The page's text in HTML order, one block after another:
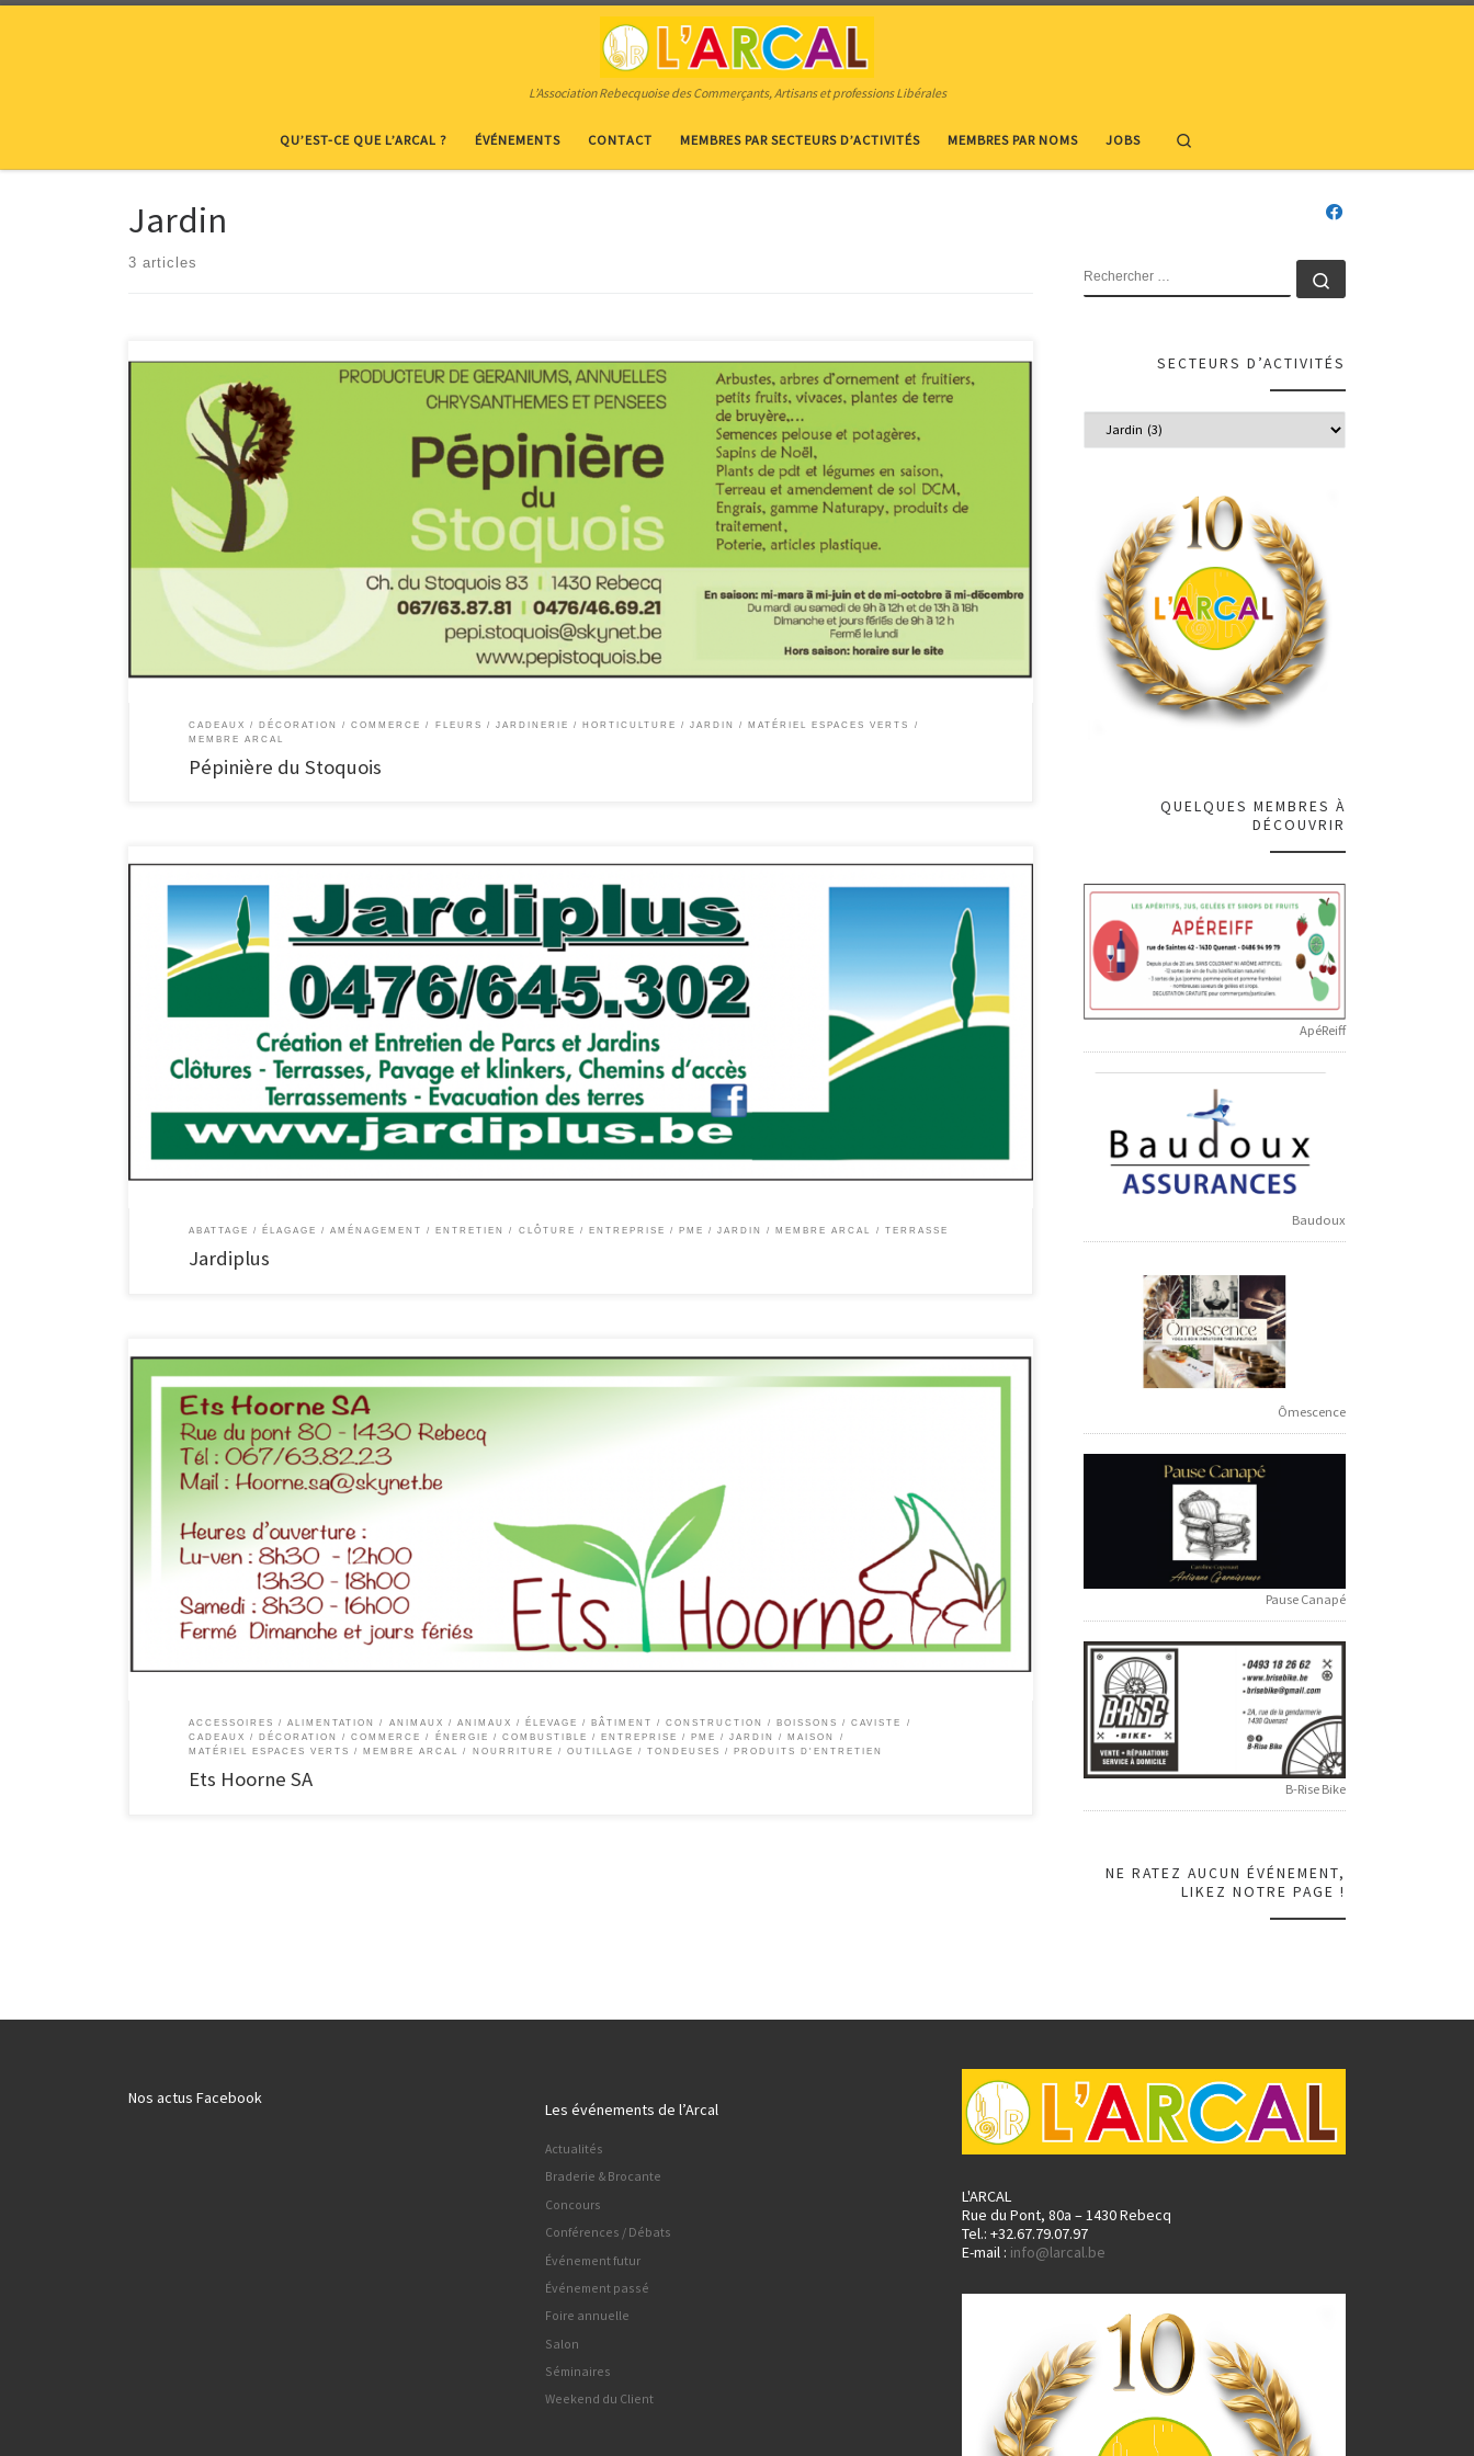
L’Association Rebecquoise des Commerçants, Artisans et professions Libérales
QU’EST-CE QUE L’ARCAL ? ÉVÉNEMENTS CONTACT MEMBRES PAR SECTEURS D’ACTIVITÉS MEMBRES PAR NOMS JOBS
Jardin
3 articles
Pépinière du Stoquois Producteur de géraniums, annuelles, chrysanthèmes et pensées jardinerie Services Production Pépinière Jardinage Potager
Déco de jardin En fonction des saisons et des produits nous proposons les éléments suivants : Confection de jardinières A chaque saison, sa
décoration florale extérieure. Confection de vasques Des compositions automnales sont disponibles […]
CADEAUX / DÉCORATION COMMERCE FLEURS / JARDINERIE HORTICULTURE JARDIN
MATÉRIEL ESPACES VERTS
MEMBRE ARCAL
Pépinière du Stoquois
Jardiplus Aménagement de jardins – terrasses Services Création et Entretien de Parcs et Jardins Clôtures Terrasses Pavage et klinkers Chemins
d’accès Terrassements Évacuation des terres Contrat d’entretien pour entreprise. Chem. du Ry, 13 1430 REBECQ GSM. : +32.476.64.53.02
https://www.jardiplus.be Jardiplus | Facebook
ABATTAGE / ÉLAGAGE AMÉNAGEMENT / ENTRETIEN CLÔTURE ENTREPRISE / PME JARDIN MEMBRE ARCAL TERRASSE
Jardiplus
Ets Hoorne SA Tout pour le jardin et les animaux ! Dans notre magasin, vous trouverez un large éventail de produits allant d’articles pour animaux aux
produits phytosanitaires, en passant par les articles pour le jardin, la décoration et le ménage. Vous trouverez même un large choix de combustibles :
ACCESSOIRES ALIMENTATION ANIMAUX ANIMAUX / ÉLEVAGE BÂTIMENT / CONSTRUCTION
BOISSONS / CAVISTE
CADEAUX / DÉCORATION
COMMERCE ÉNERGIE / COMBUSTIBLE ENTREPRISE / PME JARDIN
MAISON
MATÉRIEL ESPACES VERTS
MEMBRE ARCAL NOURRITURE OUTILLAGE / TONDEUSES PRODUITS D'ENTRETIEN
Ets Hoorne SA
RECHERCHER
SECTEURS D’ACTIVITÉS
QUELQUES MEMBRES À
DÉCOUVRIR
ApéReiff
Baudoux
Ômescence
Pause Canapé
B-Rise Bike
NE RATEZ AUCUN ÉVÉNEMENT,
LIKEZ NOTRE PAGE !
Nos actus Facebook
Les événements de l’Arcal
Actualités
Braderie & Brocante
Concours
Conférences / Débats
Événement futur
Événement passé
Foire annuelle
Salon
Séminaires
Weekend du Client
L'ARCAL
Rue du Pont, 80a – 1430 Rebecq
Tel.: +32.67.79.07.97
E-mail : info@larcal.be